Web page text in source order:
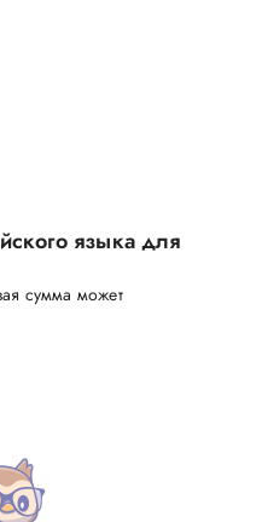
языка для
сумма может